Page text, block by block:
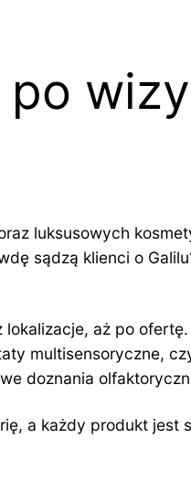
po
luksusowych
sądzą klienci o
aż po
multisensoryczne,
doznania
a każdy produkt jest